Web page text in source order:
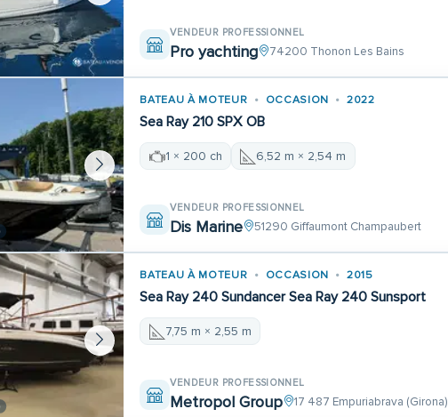
VENDEUR PROFESSIONNEL
Pro yachting 74200 Thonon Les Bains
BATEAU À MOTEUR OCCASION 2022
Sea Ray 210 SPX OB
1 × 200 ch 6,52 m × 2,54 m
VENDEUR PROFESSIONNEL
Dis Marine 51290 Giffaumont Champaubert
BATEAU À MOTEUR OCCASION 2015
Sea Ray 240 Sundancer Sea Ray 240 Sunsport
7,75 m × 2,55 m
VENDEUR PROFESSIONNEL
Metropol Group 17 487 Empuriabrava (Girona)